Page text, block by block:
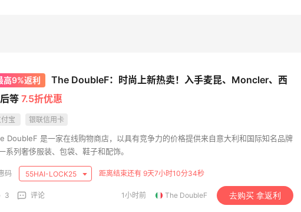
高9%返利
The DoubleF：时尚上新热卖！入手麦昆、Moncler、西
等 7.5折优惠
付宝 银联信用卡
DoubleF 是一家在线购物商店，以具有竞争力的价格提供来自意大利和国际知名品牌
系列奢侈服装、包袋、鞋子和配饰。
55HAI-LOCK25 距离结束还有 9天7小时10分33秒
3 评论 1小时前 The DoubleF 去购买 拿返利
1
蕉布朗尼超好吃
2
毛贴啦
除了面膜，我还薅到面霜、粉底液、润肤
08月07日